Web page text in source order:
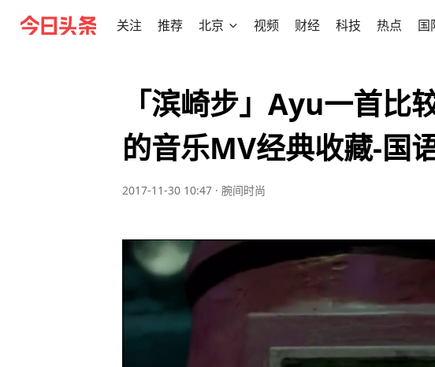
关注 推荐 北京 视频 财经 科技 热点 国
「滨崎步」Ayu一首比
的音乐MV经典收藏-国
2017-11-30 10:47 · 腕间时尚